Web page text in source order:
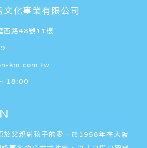
文化事業有限公司
西路48號11樓
km.com.tw
18:00
於父親對孩子的愛－於1958年在大阪